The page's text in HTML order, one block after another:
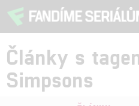
Články s
Simpsons